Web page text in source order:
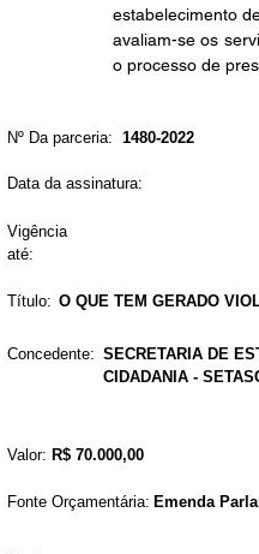
estabelecimento
avaliam-se os
o processo de
Nº Da parceria: 1480-2022
Data da assinatura:
Vigência
até:
Título: O QUE TEM GERADO
Concedente: SECRETARIA DE
CIDADANIA -
Valor: R$ 70.000,00
Fonte Orçamentária: Emenda